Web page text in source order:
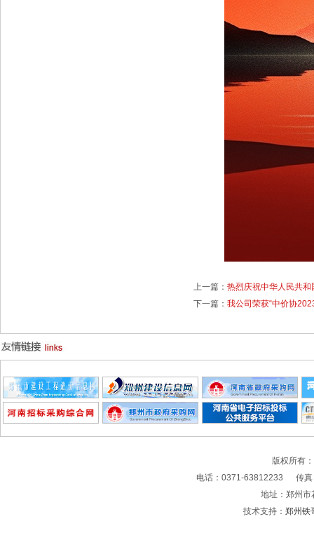
上一篇： 热烈庆祝中华人民共
下一篇： 我公司荣获“中价协
版权所有
电话：0371-63812233 传
地址：郑州
技术支持： 郑州铁